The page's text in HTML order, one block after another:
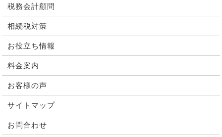
税務会計顧問
相続税対策
お役立ち情報
料金案内
お客様の声
サイトマップ
お問合わせ